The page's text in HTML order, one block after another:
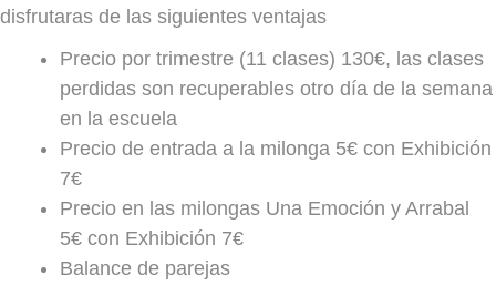
disfrutaras de las siguientes ventajas
Precio por trimestre (11 clases) 130€, las clases
perdidas son recuperables otro día de la semana
en la escuela
Precio de entrada a la milonga 5€ con Exhibición
7€
Precio en las milongas Una Emoción y Arrabal
5€ con Exhibición 7€
Balance de parejas